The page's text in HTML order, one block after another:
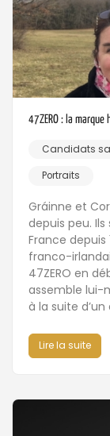
47ZERO : la marque
Candidats
Portraits
Gráinne et
depuis peu.
France
franco-
47ZERO en
assemble lui-
à la suite
Lire la suite